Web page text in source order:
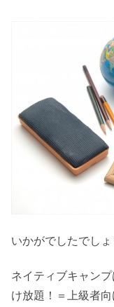
いかがでしたでしょ
ネイティブキャン
け放題！＝上級者